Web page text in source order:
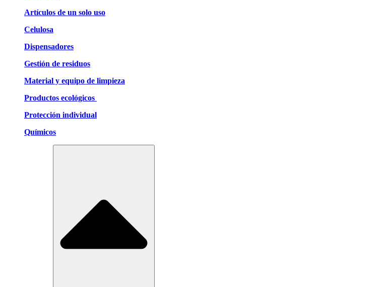
Artículos de un solo uso
Celulosa
Dispensadores
Gestión de residuos
Material y equipo de limpieza
Productos ecológicos
Protección individual
Químicos